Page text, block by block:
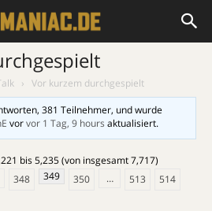
› Vor kurzem durchgespielt
381 Teilnehmer, und wurde
vorvor 1 Tag, 9 hours aktualisiert.
bis 5,235 (von insgesamt 7,717)
348 349 350 … 513
514